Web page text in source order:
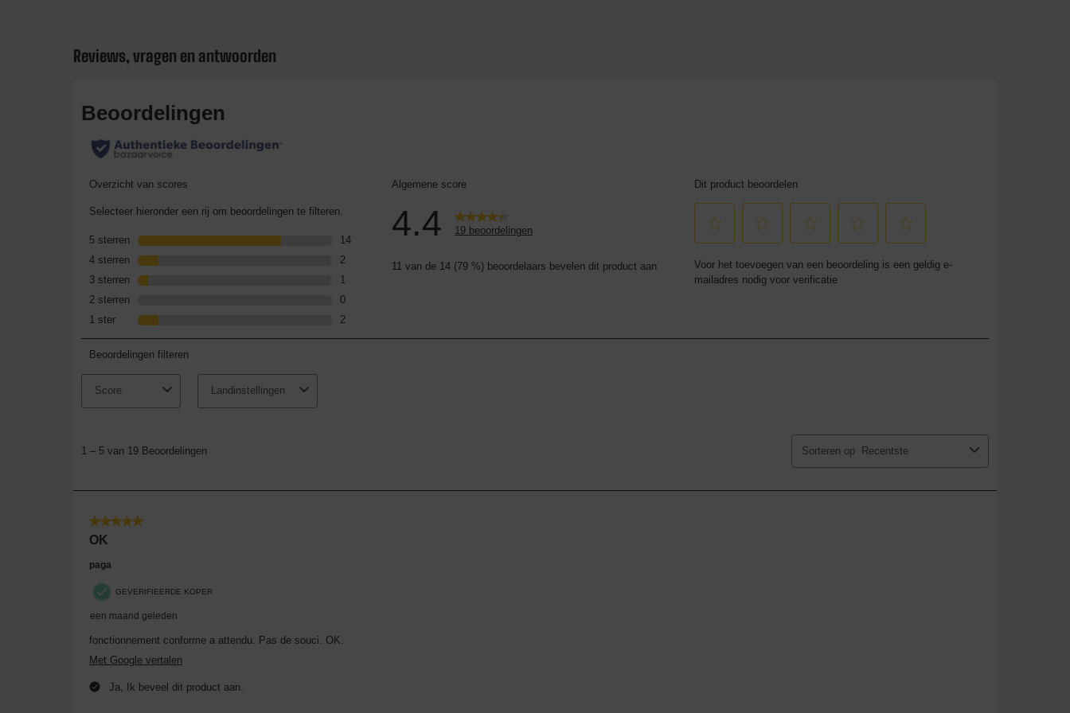
Reviews, vragen en antwoorden